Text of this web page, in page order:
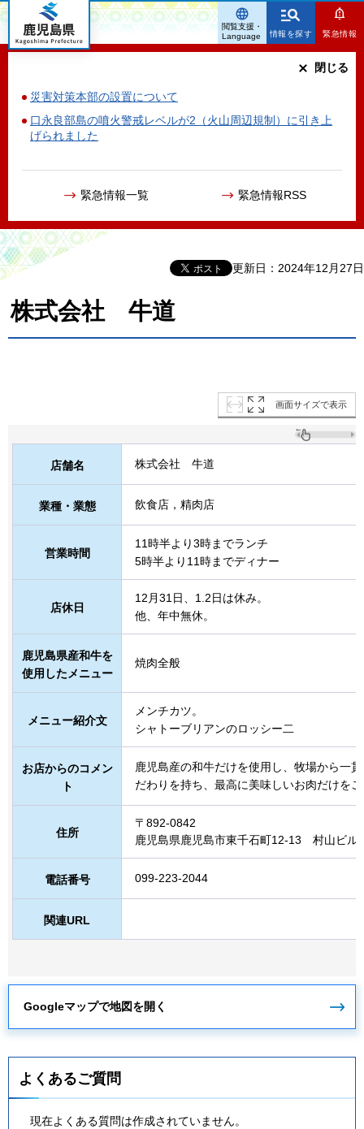
鹿児島県
情報を探す 緊急情報
災害対策本部の設置について
口永良部島の噴火警戒レベルが2（火山周辺規制）に引き上
げられました
緊急情報一覧 緊急情報RSS
閉じる
閲覧支援・
Language
更新日：2024年12月27日
株式会社 牛道
画面サイズで表示
店舗名 株式会社 牛道
業種・業態 飲食店，精肉店
営業時間
11時半より3時までランチ
5時半より11時までディナー
店休日
12月31日、1.2日は休み。
他、年中無休。
鹿児島県産和牛を
使用したメニュー
焼肉全般
メニュー紹介文
メンチカツ。
シャトーブリアンのロッシー二
お店からのコメン
ト
鹿児島産の和牛だけを使用し、牧場から一
だわりを持ち、最高に美味しいお肉だけを
住所
〒892-0842
鹿児島県鹿児島市東千石町12-13
村山ビル
電話番号 099-223-2044
関連URL
Googleマップで地図を開く
よくあるご質問
現在よくある質問は作成されていません。